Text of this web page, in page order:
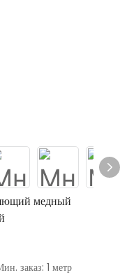
медный
заказ: 1 метр